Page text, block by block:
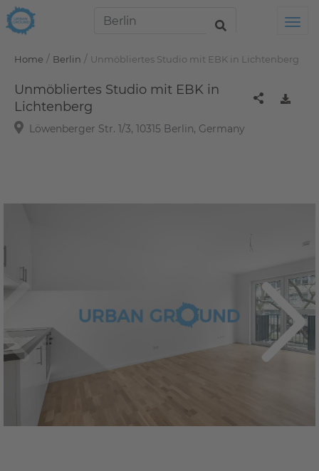
Home / Berlin / Unmöbliertes Studio mit EBK in Lichtenberg
Unmöbliertes Studio mit EBK in
Lichtenberg
Löwenberger Str. 1/3, 10315 Berlin, Germany